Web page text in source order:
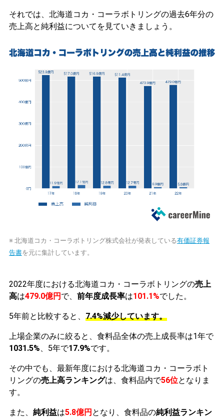
それでは、北海道コカ・コーラボトリングの過去6年分の
売上高と純利益についてを見ていきましょう。
※ 北海道コカ・コーラボトリング株式会社が発表している有価証券報
告書を元に集計しています。
2022年度における北海道コカ・コーラボトリングの売上
高は479.0億円 で、 前年度成長率は101.1%でした。
5年前と比較すると、 7.4%減少しています。
上場企業のみに絞ると、食料品全体の売上成長率は1年で
1031.5%、5年で17.9%です。
その中でも、最新年度における北海道コカ・コーラボト
リングの売上高ランキングは、食料品内で56位となりま
す。
また、 純利益は5.8億円 となり、食料品の純利益ランキン